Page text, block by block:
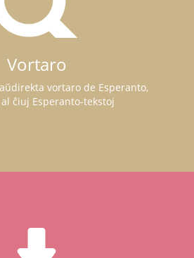
Vortaro
vortaro de Esperanto,
ĉiuj Esperanto-tekstoj